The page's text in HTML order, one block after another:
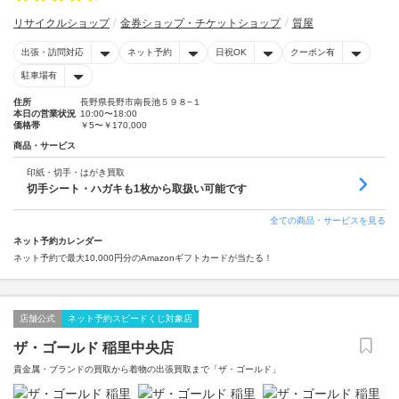
リサイクルショップ 金券ショップ・チケットショップ 質屋
出張・訪問対応 ネット予約 日祝OK クーポン有
駐車場有
住所
長野県長野市南長池５９８−１
本日の営業状況 10:00〜18:00
価格帯
￥5〜￥170,000
商品・サービス
印紙・切手・はがき買取
切手シート・ハガキも1枚から取扱い可能です
全ての商品・サービスを見る
ネット予約カレンダー
ネット予約で最大10,000円分のAmazonギフトカードが当たる！
店舗公式 ネット予約スピードくじ対象店
ザ・ゴールド 稲里中央店
貴金属・ブランドの買取から着物の出張買取まで「ザ・ゴールド」